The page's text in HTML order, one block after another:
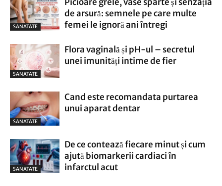
SANATATE
de arsură: semnele pe care multe
femei le ignoră ani întregi
SANATATE
Flora vaginală și pH-ul – secretul
unei imunități intime de fier
SANATATE
Cand este recomandata purtarea
unui aparat dentar
SANATATE
De ce contează fiecare minut și cum
ajută biomarkerii cardiaci în
infarctul acut